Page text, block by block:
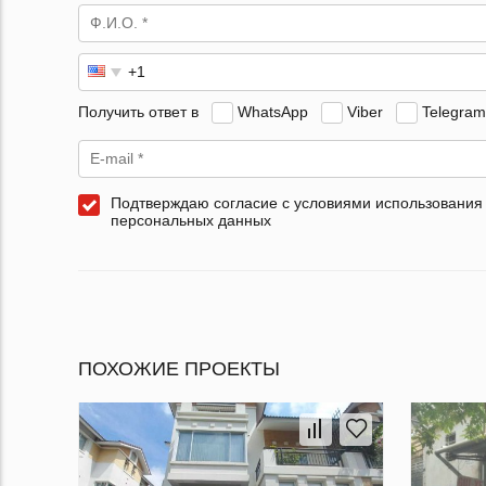
Получить ответ в WhatsApp Viber Telegram
Подтверждаю согласие с условиями использования
персональных данных
ПОХОЖИЕ ПРОЕКТЫ